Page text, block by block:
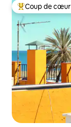
Coups de cœur
Coup de